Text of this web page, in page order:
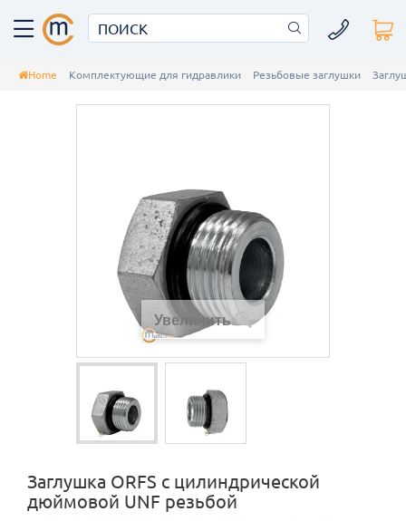
Home Комплектующие для гидравлики Резьбовые заглушки
Увеличить
Заглушка ORFS с цилиндрической
дюймовой UNF резьбой